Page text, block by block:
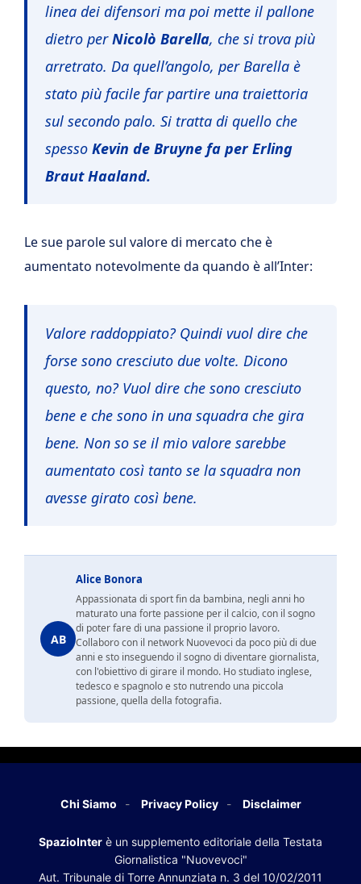
linea dei difensori ma poi mette il pallone
dietro perNicolò Barella, che si trova più
arretrato. Da quell’angolo, per Barella è
stato più facile far partire una traiettoria
sul secondo palo. Si tratta di quello che
spesso Kevin de Bruyne fa per Erling
Braut Haaland.
Le sue parole sul valore di mercato che è
aumentato notevolmente da quando è all’Inter:
Valore raddoppiato? Quindi vuol dire che
forse sono cresciuto due volte. Dicono
questo, no? Vuol dire che sono cresciuto
bene e che sono in una squadra che gira
bene. Non so se il mio valore sarebbe
aumentato così tanto se la squadra non
avesse girato così bene.
AB
Alice Bonora
Appassionata di sport fin da bambina, negli anni ho
maturato una forte passione per il calcio, con il sogno
di poter fare di una passione il proprio lavoro.
Collaboro con il network Nuovevoci da poco più di due
anni e sto inseguendo il sogno di diventare giornalista,
con l'obiettivo di girare il mondo. Ho studiato inglese,
tedesco e spagnolo e sto nutrendo una piccola
passione, quella della fotografia.
Chi Siamo Privacy Policy Disclaimer
SpazioInter è un supplemento editoriale della Testata
Giornalistica "Nuovevoci"
Aut. Tribunale di Torre Annunziata n. 3 del 10/02/2011